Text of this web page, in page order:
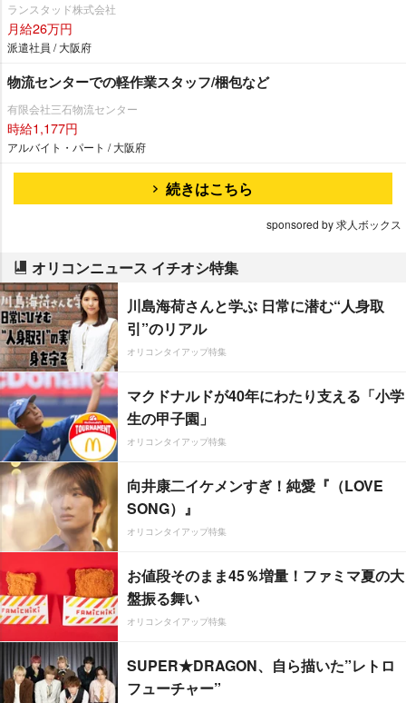
ランスタッド株式会社
月給26万円
派遣社員 / 大阪府
物流センターでの軽作業スタッフ/梱包など
有限会社三石物流センター
時給1,177円
アルバイト・パート / 大阪府
続きはこちら
sponsored by 求人ボックス
オリコンニュース イチオシ特集
川島海荷さんと学ぶ 日常に潜む“人身取
引”のリアル
オリコンタイアップ特集
マクドナルドが40年にわたり支える「小学
生の甲子園」
オリコンタイアップ特集
向井康二イケメンすぎ！純愛『（LOVE
SONG）』
オリコンタイアップ特集
お値段そのまま45％増量！ファミマ夏の大
盤振る舞い
オリコンタイアップ特集
SUPER★DRAGON、自ら描いた”レトロ
フューチャー”